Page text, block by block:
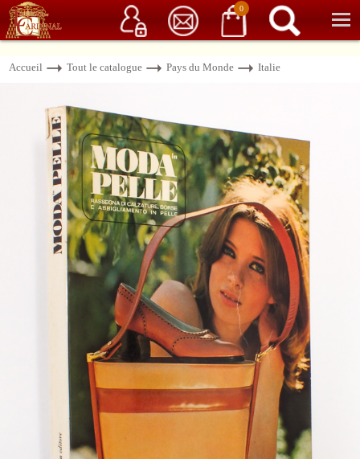
0
Service client 06 15 37 15 37 Librairie de livres anciens & rares
Accueil Tout le catalogue Pays du Monde Italie